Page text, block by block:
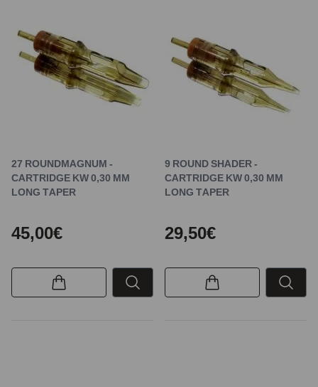
27 ROUNDMAGNUM -
CARTRIDGE KW 0,30 MM
LONG TAPER
45,00€
9 ROUND SHADER -
CARTRIDGE KW 0,30 MM
LONG TAPER
29,50€